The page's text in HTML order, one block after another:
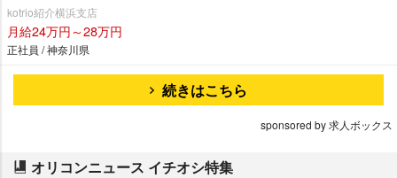
kotrio紹介横浜支店
月給24万円～28万円
正社員 / 神奈川県
続きはこちら
sponsored by 求人ボックス
オリコンニュース イチオシ特集